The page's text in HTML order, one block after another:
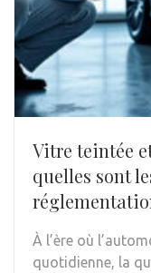
Vitre teintée
quelles sont
À l’ère où
quotidienne, la